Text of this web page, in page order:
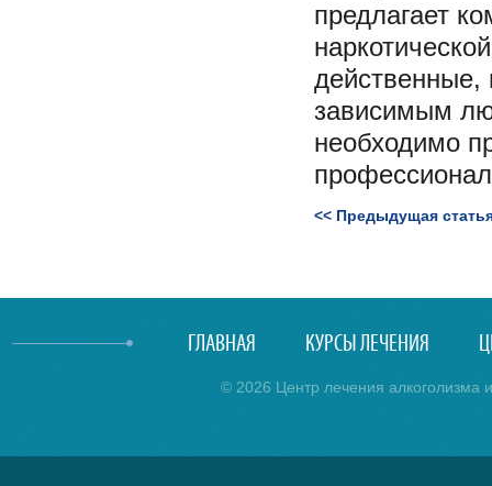
предлагает
зависимым
необходимо
<< Предыдущая
ГЛАВНАЯ КУРСЫ ЛЕЧЕНИЯ
© 2026 Центр лечения алкоголизма